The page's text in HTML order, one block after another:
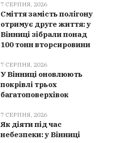
7 СЕРПНЯ, 2026
Сміття замість полігону
отримує друге життя: у
Вінниці зібрали понад
100 тонн вторсировини
7 СЕРПНЯ, 2026
У Вінниці оновлюють
покрівлі трьох
багатоповерхівок
7 СЕРПНЯ, 2026
Як діяти під час
небезпеки: у Вінниці